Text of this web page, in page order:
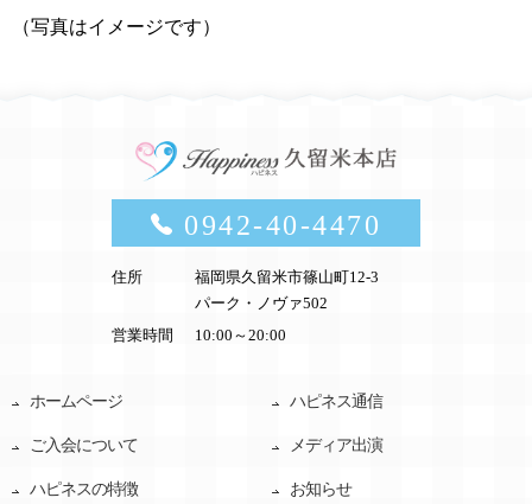
（写真はイメージです）
0942-40-4470
住所
福岡県久留米市篠山町12-3
パーク・ノヴァ502
営業時間
10:00～20:00
ホームページ
ご入会について
ハピネスの特徴
ハピネス通信
メディア出演
お知らせ